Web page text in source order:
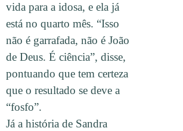
vida para a idosa, e ela já
está no quarto mês. “Isso
não é garrafada, não é João
de Deus. É ciência”, disse,
pontuando que tem certeza
que o resultado se deve a
“fosfo”.
Já a história de Sandra